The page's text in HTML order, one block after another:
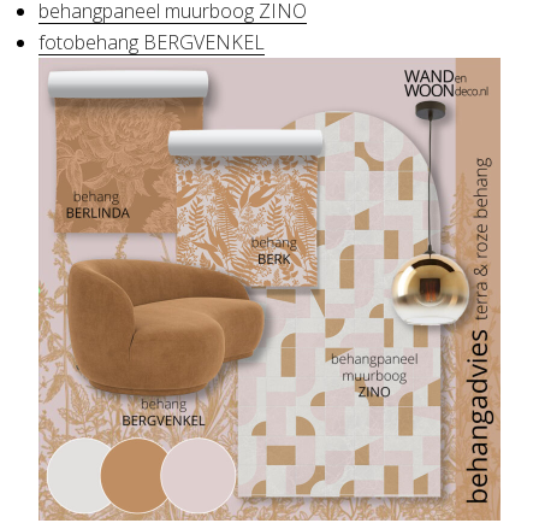
behangpaneel muurboog ZINO
fotobehang BERGVENKEL